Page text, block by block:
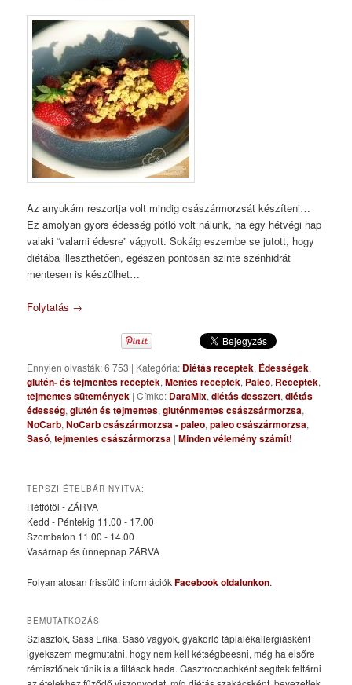
Az anyukám reszortja volt mindig császármorzsát készíteni…
Ez amolyan gyors édesség pótló volt nálunk, ha egy hétvégi nap
valaki “valami édesre” vágyott. Sokáig eszembe se jutott, hogy
diétába illeszthetően, egészen pontosan szinte szénhidrát
mentesen is készülhet…
Folytatás →
Ennyien olvasták: 6 753 | Kategória: Diétás receptek, Édességek,
glutén- és tejmentes receptek,Mentes receptek, Paleo, Receptek,
tejmentes sütemények |Címke: DaraMix,diétás desszert,diétás
édesség,glutén és tejmentes,gluténmentes császsármorzsa,
NoCarb,NoCarb császármorzsa - paleo,paleo császármorzsa,
Sasó,tejmentes császármorzsa |Minden vélemény számít!
TEPSZI ÉTELBÁR NYITVA:
Hétfőtől - ZÁRVA
Kedd - Péntekig 11.00 - 17.00
Szombaton 11.00 - 14.00
Vasárnap és ünnepnap ZÁRVA
Folyamatosan frissülő információkFacebook oldalunkon.
BEMUTATKOZÁS
Sziasztok, Sass Erika, Sasó vagyok, gyakorló táplálékallergiásként
igyekszem megmutatni, hogy nem kell kétségbeesni, még ha elsőre
rémisztőnek tűnik is a tiltások hada. Gasztrocoachként segítek feltárni